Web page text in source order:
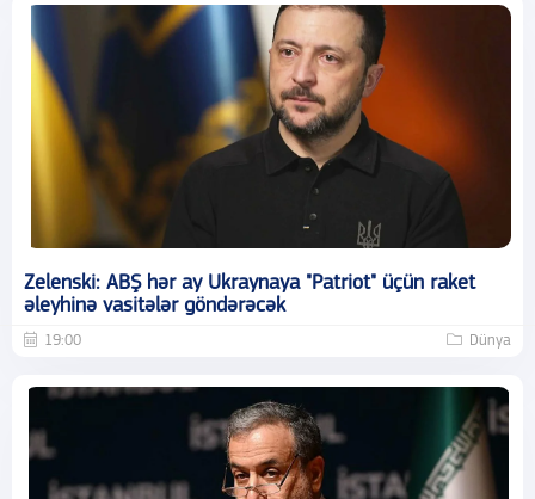
Zelenski: ABŞ hər ay Ukraynaya "Patriot" üçün raket
əleyhinə vasitələr göndərəcək
19:00 Dünya